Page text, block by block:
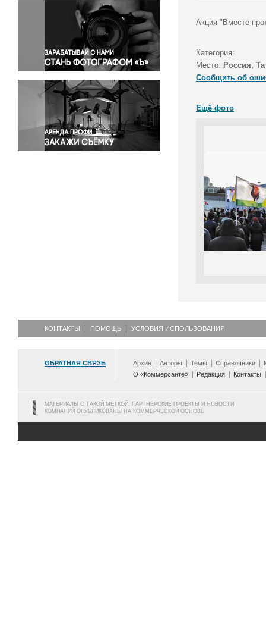
Окружающая среда
Политика
Правосудие
Происшествия и конфликты
Религия
Светская жизнь
Спорт
Экология
Экономика и бизнес
Акция "Вместе
Категория:
Место: Россия,
Сообщить об
Ещё фото
КОНТАКТЫ ПОМОЩЬ УСЛОВИЯ ИСПОЛЬЗОВАНИЯ
ОБРАТНАЯ СВЯЗЬ Архив Авторы Темы Справочники
О «Коммерсанте»
Редакция Контакты
МАТЕРИАЛЫ С ТАКОЙ МЕТКОЙ, ПАРТНЕРСКИЕ ПРОЕКТЫ И НОВОСТИ
КОМПАНИЙ ОПУБЛИКОВАНЫ НА КОММЕРЧЕСКОЙ ОСНОВЕ